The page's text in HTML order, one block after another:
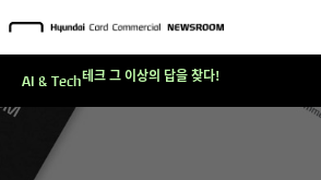
AI & Tech테크 그 이상의 답을 찾다!
현대카드, 스테이블코인 국제송금 실제 도입